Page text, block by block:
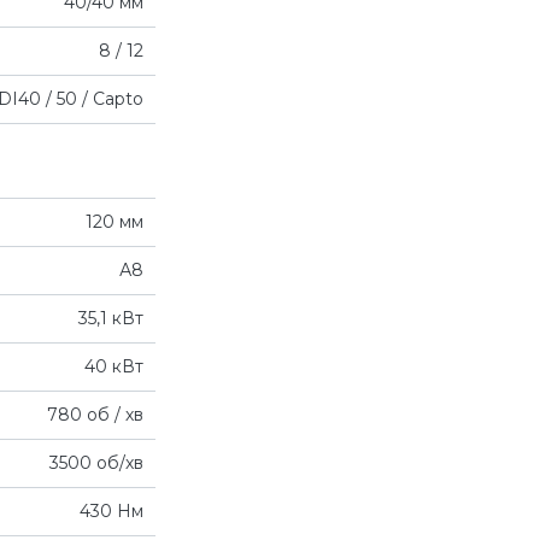
8 / 12
/ 50 / Capto
120 мм
А8
35,1 кВт
40 кВт
780 об / хв
3500 об/хв
430 Нм